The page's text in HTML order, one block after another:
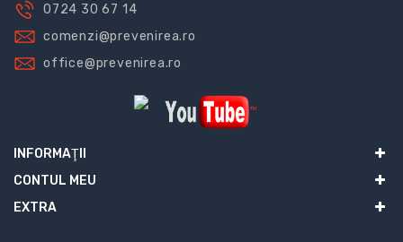
0724 30 67 14
comenzi@prevenirea.ro
office@prevenirea.ro
INFORMAŢII
CONTUL MEU
EXTRA